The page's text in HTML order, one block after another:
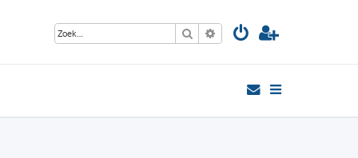
Zoek Uitgebreid zoeken